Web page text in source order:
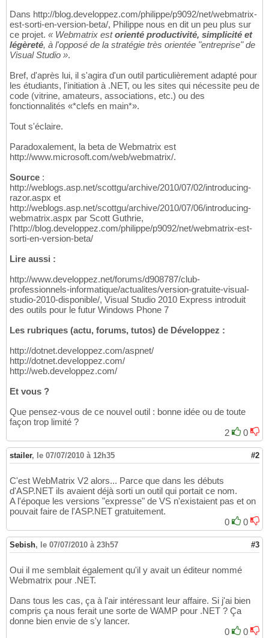
Dans http://blog.developpez.com/philippe/p9092/net/webmatrix-
est-sorti-en-version-beta/, Philippe nous en dit un peu plus sur
ce projet. « Webmatrix estorienté productivité, simplicité et
légèreté, à l'opposé de la stratégie très orientée "entreprise" de
Visual Studio ».
Bref, d'après lui, il s'agira d'un outil particulièrement adapté pour
les étudiants, l'initiation à .NET, ou les sites qui nécessite peu de
code (vitrine, amateurs, associations, etc.) ou des
fonctionnalités «*clefs en main*».
Tout s'éclaire.
Paradoxalement, la beta de Webmatrix est
http://www.microsoft.com/web/webmatrix/.
Source :
http://weblogs.asp.net/scottgu/archive/2010/07/02/introducing-
razor.aspx et
http://weblogs.asp.net/scottgu/archive/2010/07/06/introducing-
webmatrix.aspx par Scott Guthrie,
l'http://blog.developpez.com/philippe/p9092/net/webmatrix-est-
sorti-en-version-beta/
Lire aussi :
http://www.developpez.net/forums/d908787/club-
professionnels-informatique/actualites/version-gratuite-visual-
studio-2010-disponible/, Visual Studio 2010 Express introduit
des outils pour le futur Windows Phone 7
Les rubriques (actu, forums, tutos) de Développez :
http://dotnet.developpez.com/aspnet/
http://dotnet.developpez.com/
http://web.developpez.com/
Et vous ?
Que pensez-vous de ce nouvel outil : bonne idée ou de toute
façon trop limité ?
2
0
stailer, le 07/07/2010 à 12h35 #2
C'est WebMatrix V2 alors... Parce que dans les débuts
d'ASP.NET ils avaient déjà sorti un outil qui portait ce nom.
A l'époque les versions "expresse" de VS n'existaient pas et on
pouvait faire de l'ASP.NET gratuitement.
0
0
Sebish, le 07/07/2010 à 23h57 #3
Oui il me semblait également qu'il y avait un éditeur nommé
Webmatrix pour .NET.
Dans tous les cas, ça à l'air intéressant leur affaire. Si j'ai bien
compris ça nous ferait une sorte de WAMP pour .NET ? Ça
donne bien envie de s'y lancer.
0
0